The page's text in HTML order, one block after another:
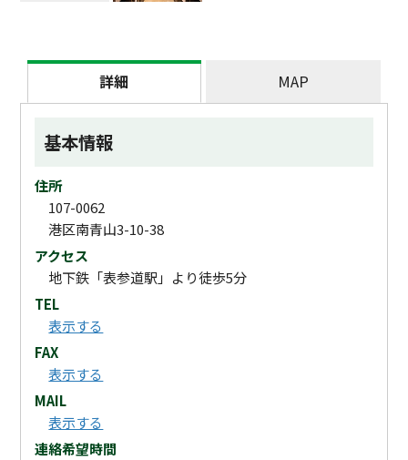
詳細 MAP
基本情報
住所
107-0062
港区南青山3-10-38
アクセス
地下鉄「表参道駅」より徒歩5分
TEL
表示する
FAX
表示する
MAIL
表示する
連絡希望時間